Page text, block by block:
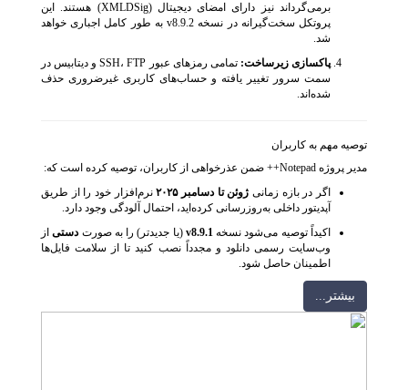
برمی‌گرداند نیز دارای امضای دیجیتال (XMLDSig) هستند. این
پروتکل سخت‌گیرانه در نسخه v8.9.2 به طور کامل اجباری خواهد
شد.
پاکسازی زیرساخت:
تمامی رمزهای عبور SSH، FTP و دیتابیس در
سمت سرور تغییر یافته و حساب‌های کاربری غیرضروری حذف
شده‌اند.
توصیه مهم به کاربران
مدیر پروژه Notepad++ ضمن عذرخواهی از کاربران، توصیه کرده است که:
اگر در بازه زمانی ژوئن تا دسامبر ۲۰۲۵
نرم‌افزار خود را از طریق
آپدیتور داخلی به‌روزرسانی کرده‌اید، احتمال آلودگی وجود دارد.
اکیداً توصیه می‌شود نسخهv8.9.1 (یا جدیدتر) را به صورتدستیاز
وب‌سایت رسمی دانلود و مجدداً نصب کنید تا از سلامت فایل‌ها
اطمینان حاصل شود.
بيشتر...